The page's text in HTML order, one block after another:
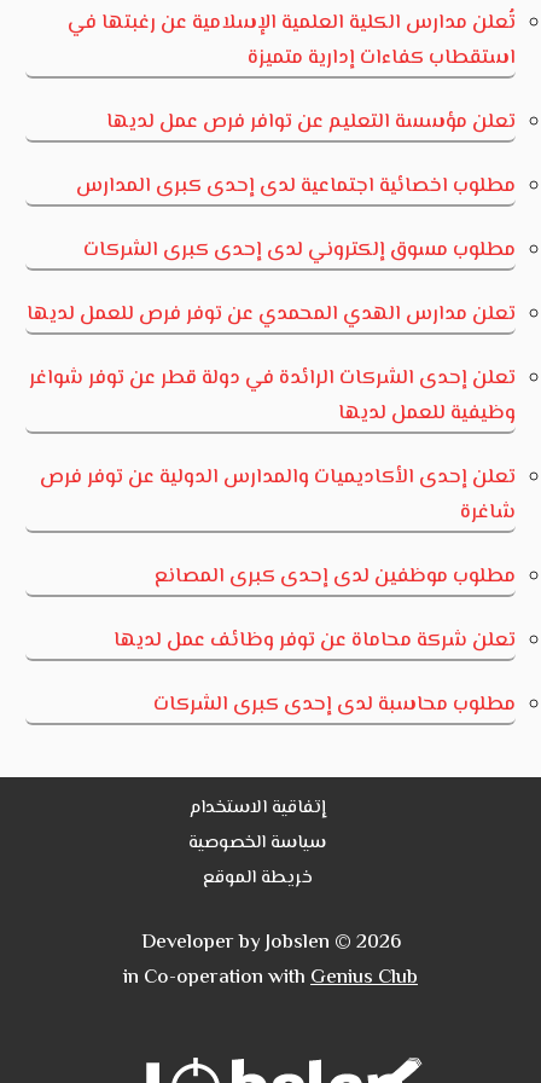
تُعلن مدارس الكلية العلمية الإسلامية عن رغبتها في
استقطاب كفاءات إدارية متميزة
تعلن مؤسسة التعليم عن توافر فرص عمل لديها
مطلوب اخصائية اجتماعية لدى إحدى كبرى المدارس
مطلوب مسوق إلكتروني لدى إحدى كبرى الشركات
تعلن مدارس الهدي المحمدي عن توفر فرص للعمل لديها
تعلن إحدى الشركات الرائدة في دولة قطر عن توفر شواغر
وظيفية للعمل لديها
تعلن إحدى الأكاديميات والمدارس الدولية عن توفر فرص
شاغرة
مطلوب موظفين لدى إحدى كبرى المصانع
تعلن شركة محاماة عن توفر وظائف عمل لديها
مطلوب محاسبة لدى إحدى كبرى الشركات
إتفاقية الاستخدام
سياسة الخصوصية
خريطة الموقع
Developer by Jobslen © 2026
in Co-operation withGenius Club